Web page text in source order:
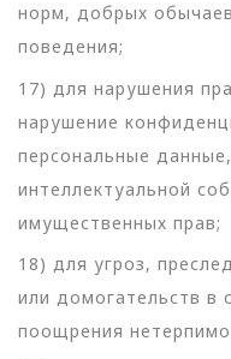
норм, добрых
поведения;
17) для нарушения
нарушение
персональные
интеллектуальной
имущественных прав;
18) для угроз,
или домогательств в
поощрения